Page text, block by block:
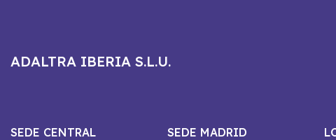
ADALTRA IBERIA S.L.U.
SEDE CENTRAL SEDE MADRID